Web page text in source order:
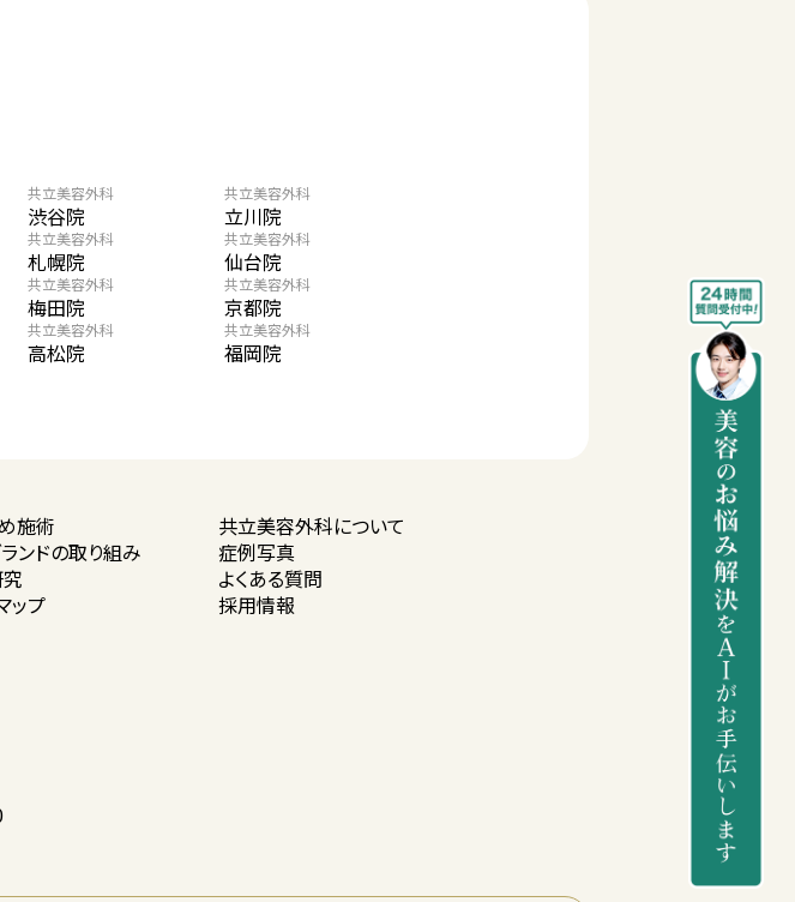
共立美容外科
渋谷院
共立美容外科
立川院
共立美容外科
札幌院
共立美容外科
仙台院
共立美容外科
梅田院
共立美容外科
京都院
共立美容外科
高松院
共立美容外科
福岡院
施術 共立美容外科について
ンドの取り組み
症例写真
よくある質問
ップ 採用情報